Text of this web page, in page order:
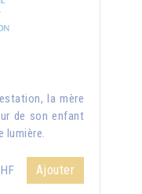
la mère
de son enfant
lumière.
Ajouter